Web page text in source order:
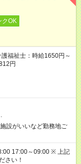
クOK
福祉士：時給1650円～
円
設がいいなど勤務地ご
～09:00 ※ 上記
さい！